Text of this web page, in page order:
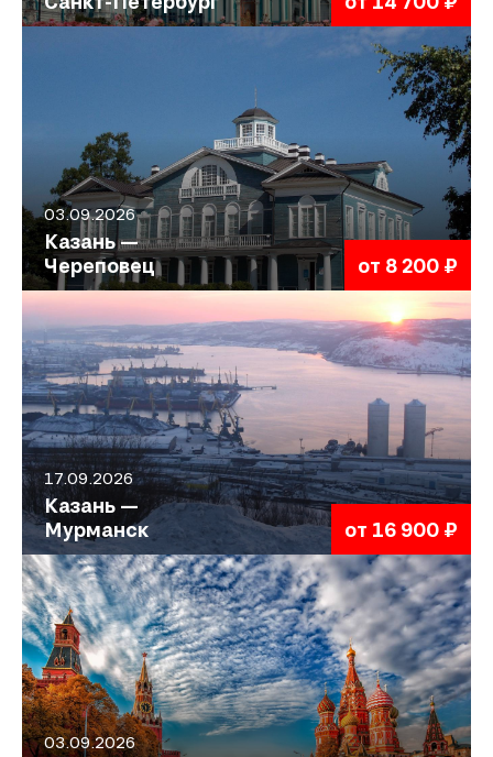
03.09.2026
Казань —
Череповец
от 8 200 ₽
17.09.2026
Казань —
Мурманск
от 16 900 ₽
03.09.2026